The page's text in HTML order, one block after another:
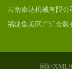
云南泰达机械有限公
福建集美区广汇金融
网站XML